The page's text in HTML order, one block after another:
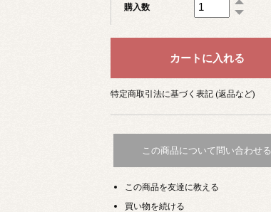
購入数
特定商取引法に基づく表記 (返品など)
この商品について問い合わせる
この商品を友達に教える
買い物を続ける